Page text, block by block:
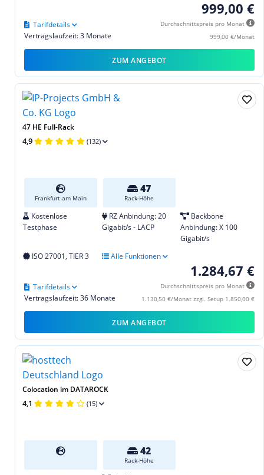
999,00 €
Durchschnittspreis pro Monat
999,00 €/Monat
Vertragslaufzeit: 3 Monate
Tarifdetails
ZUM ANGEBOT
47 HE Full-Rack
4,9 (132)
Frankfurt am Main
47
Rack-Höhe
Kostenlose
Testphase
RZ Anbindung: 20
Gigabit/s - LACP
Backbone
Anbindung: X 100
Gigabit/s
ISO 27001, TIER 3
Alle Funktionen
1.284,67 €
Durchschnittspreis pro Monat
1.130,50 €/Monat zzgl. Setup 1.850,00 €
Vertragslaufzeit: 36 Monate
Tarifdetails
ZUM ANGEBOT
Colocation im DATAROCK
4,1 (15)
42
Rack-Höhe